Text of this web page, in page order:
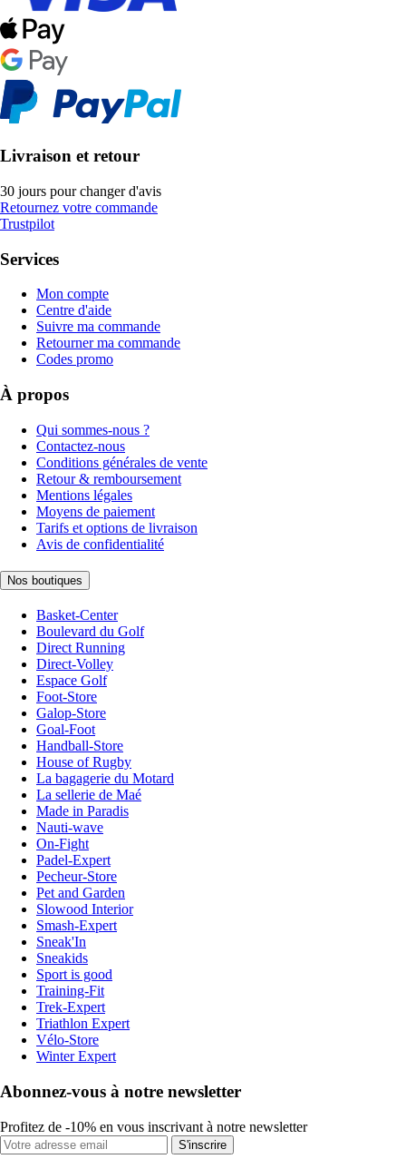
Livraison et retour
30 jours pour changer d'avis
Retournez votre commande
Trustpilot
Services
Mon compte
Centre d'aide
Suivre ma commande
Retourner ma commande
Codes promo
À propos
Qui sommes-nous ?
Contactez-nous
Conditions générales de vente
Retour & remboursement
Mentions légales
Moyens de paiement
Tarifs et options de livraison
Avis de confidentialité
Nos boutiques
Basket-Center
Boulevard du Golf
Direct Running
Direct-Volley
Espace Golf
Foot-Store
Galop-Store
Goal-Foot
Handball-Store
House of Rugby
La bagagerie du Motard
La sellerie de Maé
Made in Paradis
Nauti-wave
On-Fight
Padel-Expert
Pecheur-Store
Pet and Garden
Slowood Interior
Smash-Expert
Sneak'In
Sneakids
Sport is good
Training-Fit
Trek-Expert
Triathlon Expert
Vélo-Store
Winter Expert
Abonnez-vous à notre newsletter
Profitez de -10% en vous inscrivant à notre newsletter
S'inscrire